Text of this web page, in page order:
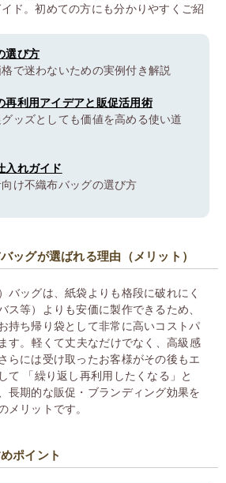
ド。初めての方にも分かりやすくご紹
選び方
で迷わないための実例付き解説
再利用アイデアと販促活用術
ッズとしても価値を高める使い道
入れガイド
け不織布バッグの選び方
ッグが選ばれる理由（メリット）
バッグは、紙袋よりも格段に破れにく
ス等）よりも安価に製作できるため、
持ち帰り袋として非常に高いコストパ
す。 軽くて丈夫なだけでなく、高級感
らには受け取ったお客様がその後もエ
て 「繰り返し再利用したくなる」と
長期的な販促・ブランディング効果を
メリットです。
ポイント